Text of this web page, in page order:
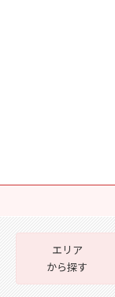
エリア
から探す